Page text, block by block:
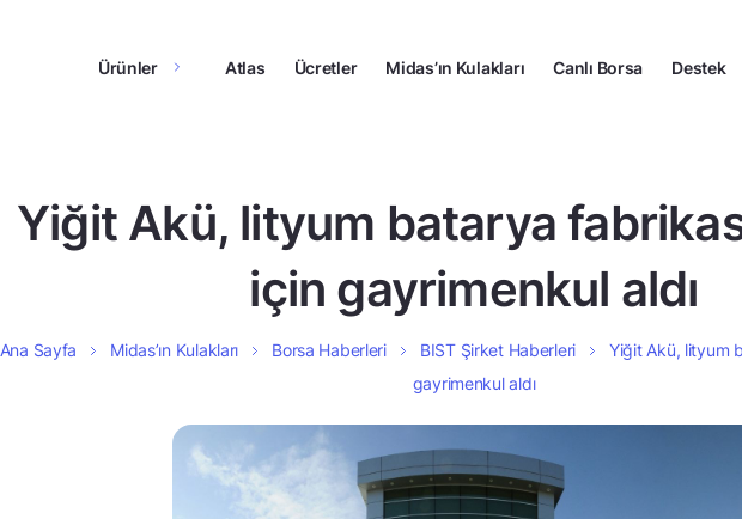
Ürünler Atlas Ücretler Midas’ın Kulakları Canlı Borsa Destek
Yiğit Akü, lityum batarya fabrikası
için gayrimenkul aldı
Ana Sayfa Midas’ın Kulakları Borsa Haberleri BIST Şirket Haberleri
Yiğit Akü, lityum
gayrimenkul aldı